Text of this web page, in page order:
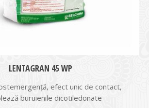
LENTAGRAN 45 WP
efect unic de contact,
buruienile dicotiledonate